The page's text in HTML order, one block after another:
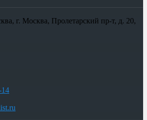
, г. Москва, Пролетарский пр-т, д. 20,
14